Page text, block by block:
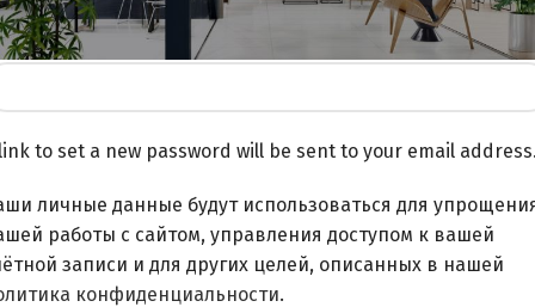
*
to set a new password will be sent to your email
личные данные будут использоваться для
работы с сайтом, управления доступом к вашей
записи и для других целей, описанных в нашей
конфиденциальности.